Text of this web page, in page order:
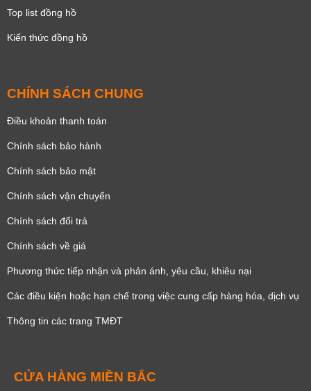
Top list đồng hồ
Kiến thức đồng hồ
CHÍNH SÁCH CHUNG
Điều khoản thanh toán
Chính sách bảo hành
Chính sách bảo mật
Chính sách vận chuyển
Chính sách đổi trả
Chính sách về giá
Phương thức tiếp nhận và phản ánh, yêu cầu, khiêu nại
Các điều kiện hoặc hạn chế trong việc cung cấp hàng hóa, dịch vụ
Thông tin các trang TMĐT
CỬA HÀNG MIỀN BẮC